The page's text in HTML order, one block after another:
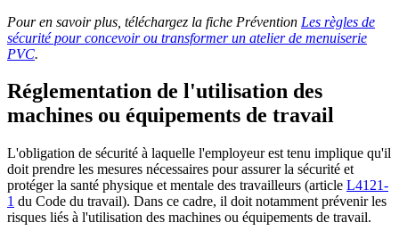
Pour en savoir plus, téléchargez la fiche Prévention Les règles de
sécurité pour concevoir ou transformer un atelier de menuiserie
PVC.
Réglementation de l'utilisation des
machines ou équipements de travail
L'obligation de sécurité à laquelle l'employeur est tenu implique qu'il
doit prendre les mesures nécessaires pour assurer la sécurité et
protéger la santé physique et mentale des travailleurs (article L4121-
1 du Code du travail). Dans ce cadre, il doit notamment prévenir les
risques liés à l'utilisation des machines ou équipements de travail.